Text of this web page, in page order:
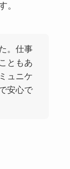
。
。仕事
ともあ
ュニケ
安心で